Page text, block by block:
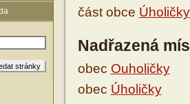
část obce Úholičky
Nadřazená
obec Ouholičky
obec Úholičky